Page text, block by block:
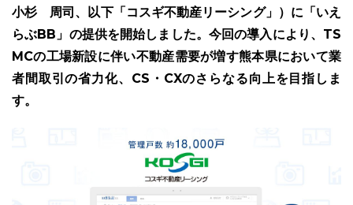
ホームページ制作について プラン紹介･制作の流れ
ユーザーインタビュー ホームページ制作実績
小杉 周司、以下「コスギ不動産リーシング」）に「いえ
らぶBB」の提供を開始しました。今回の導入により、TS
MCの工場新設に伴い不動産需要が増す熊本県において業
者間取引の省力化、CS・CXのさらなる向上を目指しま
す。